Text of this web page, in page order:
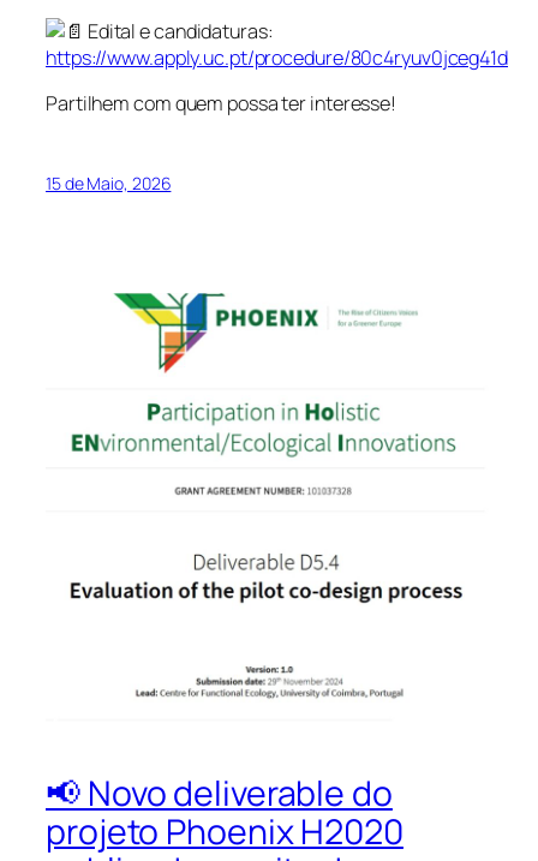
Edital e candidaturas:
https://www.apply.uc.pt/procedure/80c4ryuv0jceg41d
Partilhem com quem possa ter interesse!
15 de Maio, 2026
📢 Novo deliverable do
projeto Phoenix H2020